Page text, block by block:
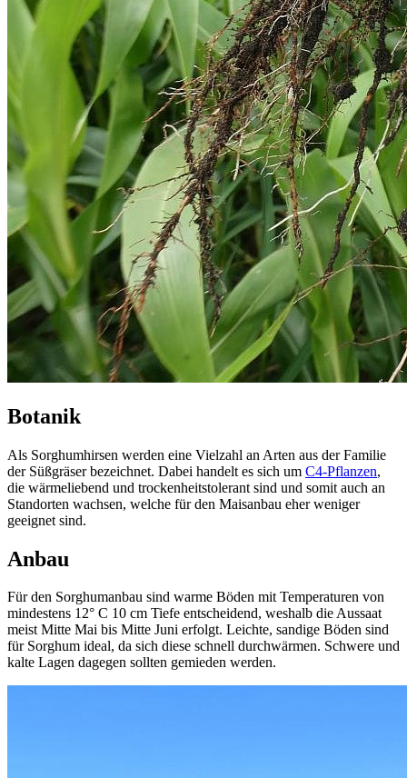
Botanik
Als Sorghumhirsen werden eine Vielzahl an Arten aus der Familie
der Süßgräser bezeichnet. Dabei handelt es sich um C4-Pflanzen,
die wärmeliebend und trockenheitstolerant sind und somit auch an
Standorten wachsen, welche für den Maisanbau eher weniger
geeignet sind.
Anbau
Für den Sorghumanbau sind warme Böden mit Temperaturen von
mindestens 12° C 10 cm Tiefe entscheidend, weshalb die Aussaat
meist Mitte Mai bis Mitte Juni erfolgt. Leichte, sandige Böden sind
für Sorghum ideal, da sich diese schnell durchwärmen. Schwere und
kalte Lagen dagegen sollten gemieden werden.